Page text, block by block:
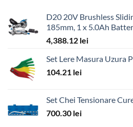
D20 20V Brushless
185mm, 1 x 5.0Ah
4,388.12 lei
Set Lere Masura Uzura
104.21 lei
Set Chei Tensionare
700.30 lei